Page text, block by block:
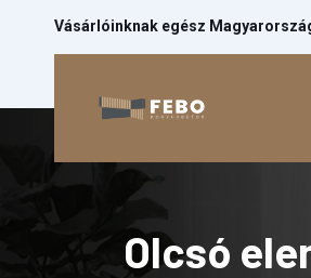
Vásárlóinknak egész
Olcsó